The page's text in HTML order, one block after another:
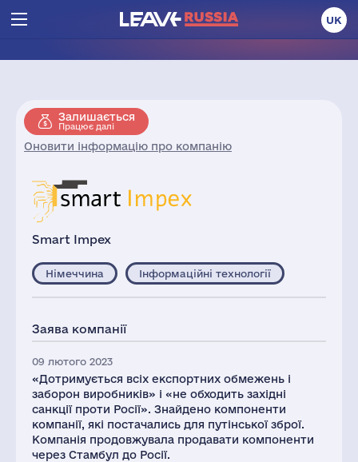
UK
Залишається
Працює далі
Оновити інформацію про компанію
Smart Impex
Німеччина Інформаційні технології
Заява компанії
09 лютого 2023
«Дотримується всіх експортних обмежень і
заборон виробників» і «не обходить західні
санкції проти Росії». Знайдено компоненти
компанії, які постачались для путінської зброї.
Компанія продовжувала продавати компоненти
через Стамбул до Росії.